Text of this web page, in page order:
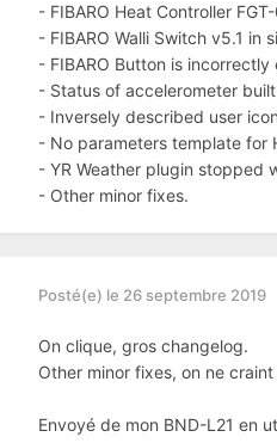
- FIBARO Heat Controller
- FIBARO Walli Switch v5.1
- FIBARO Button is
- Status of accelerometer
- Inversely described user
- No parameters template for
- YR Weather plugin stopped
- Other minor fixes.
Posté(e) le 26 septembre 2019
On clique, gros changelog.
Other minor fixes, on ne
Envoyé de mon BND-L21 en